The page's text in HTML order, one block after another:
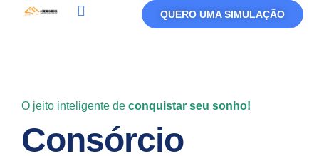
QUERO UMA SIMULAÇÃO
O jeito inteligente de conquistar seu sonho!
Consórcio